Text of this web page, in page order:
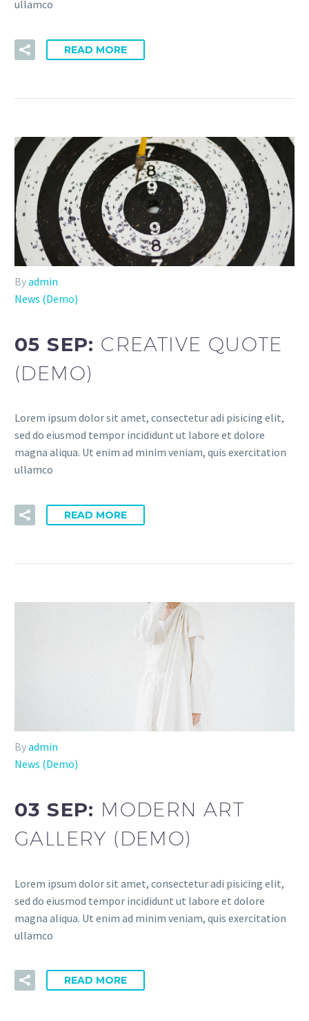
ullamco
READ MORE
Byadmin
News (Demo)
05 SEP: CREATIVE QUOTE
(DEMO)
Lorem ipsum dolor sit amet, consectetur adi pisicing elit,
sed do eiusmod tempor incididunt ut labore et dolore
magna aliqua. Ut enim ad minim veniam, quis exercitation
ullamco
READ MORE
Byadmin
News (Demo)
03 SEP: MODERN ART
GALLERY (DEMO)
Lorem ipsum dolor sit amet, consectetur adi pisicing elit,
sed do eiusmod tempor incididunt ut labore et dolore
magna aliqua. Ut enim ad minim veniam, quis exercitation
ullamco
READ MORE